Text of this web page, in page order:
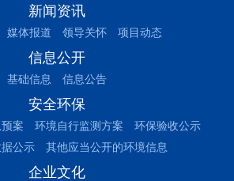
新闻资讯
媒体报道 领导关怀 项目动态
信息公开
基础信息 信息公告
安全环保
案 环境自行监测方案
环保验收公示
公示
其他应当公开的环境信息
企业文化